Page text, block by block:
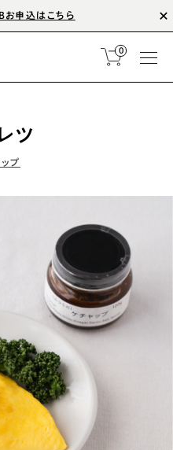
申込はこちら
0
ツ
プ